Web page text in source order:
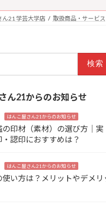
ん21 学芸大学店 取扱商品・サービス
ん21からのお知らせ
はんこ屋さん21からのお知らせ
の印材（素材）の選び方｜実
認印におすすめは？
はんこ屋さん21からのお知らせ
使い方は？メリットやデメリ